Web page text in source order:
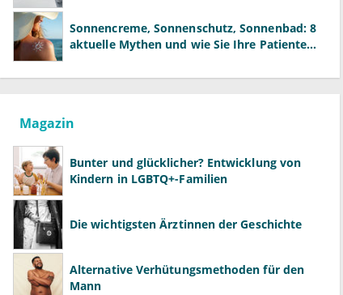
Sonnencreme, Sonnenschutz, Sonnenbad: 8
aktuelle Mythen und wie Sie Ihre Patienten
Magazin
Bunter und glücklicher? Entwicklung von
Kindern in LGBTQ+-Familien
Die wichtigsten Ärztinnen der Geschichte
Alternative Verhütungsmethoden für den
Mann